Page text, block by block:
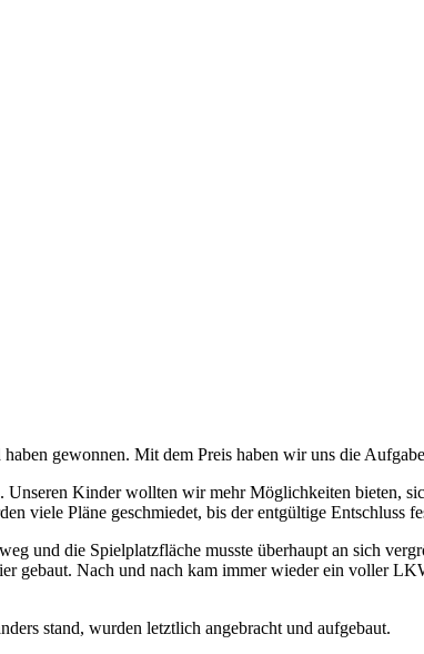
gewonnen. Mit dem Preis haben wir uns die
Kinder wollten wir mehr Möglichkeiten bieten,
viele Pläne geschmiedet, bis der entgültige Entschluss
und die Spielplatzfläche musste überhaupt an sich
gebaut. Nach und nach kam immer wieder ein voller
stand, wurden letztlich angebracht und aufgebaut.